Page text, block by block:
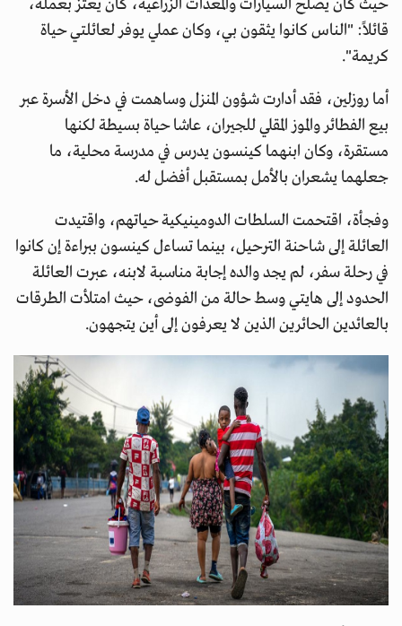
حيث كان يُصلح السيارات والمعدات الزراعية، كان يعتز بعمله،
قائلاً: "الناس كانوا يثقون بي، وكان عملي يوفر لعائلتي حياة
كريمة".
أما روزلين، فقد أدارت شؤون المنزل وساهمت في دخل الأسرة عبر
بيع الفطائر والموز المقلي للجيران، عاشا حياة بسيطة لكنها
مستقرة، وكان ابنهما كينسون يدرس في مدرسة محلية، ما
جعلهما يشعران بالأمل بمستقبل أفضل له.
وفجأة، اقتحمت السلطات الدومينيكية حياتهم، واقتيدت
العائلة إلى شاحنة الترحيل، بينما تساءل كينسون ببراءة إن كانوا
في رحلة سفر، لم يجد والده إجابة مناسبة لابنه، عبرت العائلة
الحدود إلى هايتي وسط حالة من الفوضى، حيث امتلأت الطرقات
بالعائدين الحائرين الذين لا يعرفون إلى أين يتجهون.